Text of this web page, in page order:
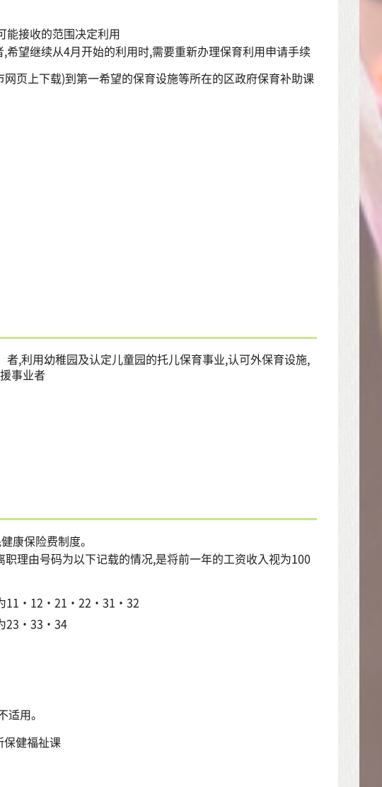
能接收的范围决定利用
望继续从4月开始的利用时,需要重新办理保育利用申请手续
页上下载)到第一希望的保育设施等所在的区政府保育补助课
,利用幼稚园及认定儿童园的托儿保育事业,认可外保育设施,
事业者
康保险费制度。
理由号码为以下记载的情况,是将前一年的工资收入视为100
11・12・21・22・31・32
23・33・34
用。
保健福祉课